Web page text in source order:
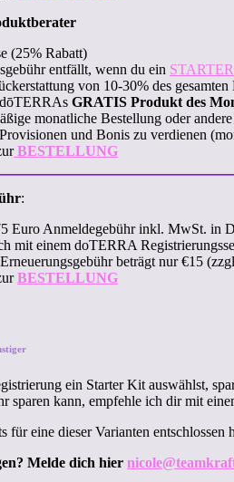
(25% Rabatt)
entfällt, wenn du ein
von 10-30% des
GRATIS Produkt des
monatliche Bestellung oder
und Bonis zu verdienen
BESTELLUNG
:
Euro Anmeldegebühr inkl. MwSt. in
mit einem doTERRA
beträgt nur €15
BESTELLUNG
ein Starter Kit auswählst,
sparen kann, empfehle ich dir mit
für eine dieser Varianten
Melde dich hier